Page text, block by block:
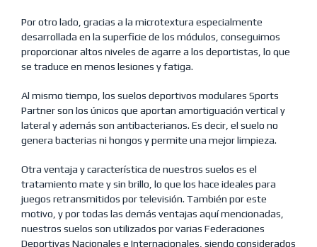
Por otro lado, gracias a la microtextura especialmente
desarrollada en la superficie de los módulos, conseguimos
proporcionar altos niveles de agarre a los deportistas, lo que
se traduce en menos lesiones y fatiga.
Al mismo tiempo, los suelos deportivos modulares Sports
Partner son los únicos que aportan amortiguación vertical y
lateral y además son antibacterianos. Es decir, el suelo no
genera bacterias ni hongos y permite una mejor limpieza.
Otra ventaja y característica de nuestros suelos es el
tratamiento mate y sin brillo, lo que los hace ideales para
juegos retransmitidos por televisión. También por este
motivo, y por todas las demás ventajas aquí mencionadas,
nuestros suelos son utilizados por varias Federaciones
Deportivas Nacionales e Internacionales, siendo considerados